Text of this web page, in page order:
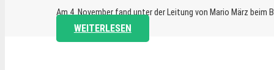
Am 4. November fand unter der Leitung von Mario März beim
WEITERLESEN